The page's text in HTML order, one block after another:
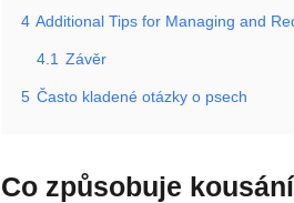
4 Additional Tips for Managing and
4.1 Závěr
5 Často kladené otázky o psech
Co způsobuje